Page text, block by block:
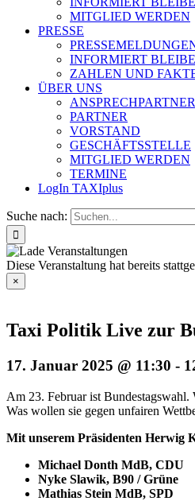
MITGLIED WERDEN
PRESSE
INFORMIERT
ZAHLEN UND
ÜBER UNS
PARTNER
VORSTAND
GESCHÄFTSSTELLE
MITGLIED WERDEN
TERMINE
LogIn TAXIplus
Suche nach:
Diese Veranstaltung hat bereits
×
Taxi Politik Live zur
17. Januar 2025 @ 11:30 -
Am 23. Februar ist
Was wollen sie gegen unfairen
Mit unserem Präsidenten Herwig
Michael Donth MdB, CDU
Nyke Slawik, B90 / Grüne
Mathias Stein MdB, SPD